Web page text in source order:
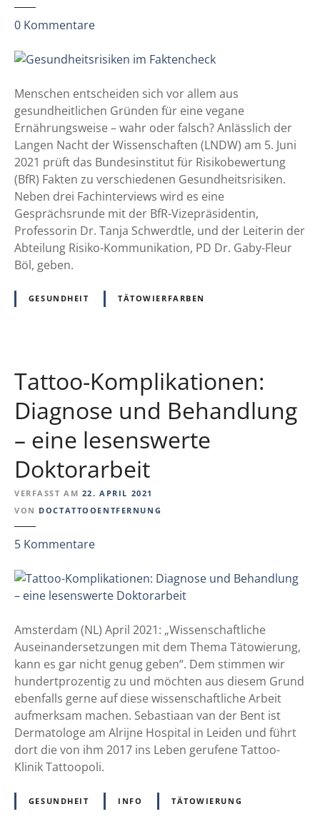
b
r
i
e
G
e
s
u
n
d
h
e
k
n
f
d
r
o
w
e
r
u
n
g
0 Kommentarez
G
s
u
n
d
h
e
i
t
s
r
m
a
k
t
e
n
c
k
Menschen entscheiden sich vor allem aus
gesundheitlichen Gründen für eine vegane
Ernährungsweise – wahr oder falsch? Anlässlich der
Langen Nacht der Wissenschaften (LNDW) am 5. Juni
2021 prüft das Bundesinstitut für Risikobewertung
(BfR) Fakten zu verschiedenen Gesundheitsrisiken.
Neben drei Fachinterviews wird es eine
Gesprächsrunde mit der BfR-Vizepräsidentin,
Professorin Dr. Tanja Schwerdtle, und der Leiterin der
Abteilung Risiko-Kommunikation, PD Dr. Gaby-Fleur
Böl, geben.
GESUNDHEIT TÄTOWIERFARBEN
Tattoo-Komplikationen:
Diagnose und Behandlung
– eine lesenswerte
Doktorarbeit
VERFASST AM 22. APRIL 2021
VON DOCTATTOOENTFERNUNG
5 Kommentarez
T
a
t
o
o
-
K
o
m
p
l
Amsterdam (NL) April 2021: „Wissenschaftliche
Auseinandersetzungen mit dem Thema Tätowierung,
kann es gar nicht genug geben“. Dem stimmen wir
hundertprozentig zu und möchten aus diesem Grund
ebenfalls gerne auf diese wissenschaftliche Arbeit
aufmerksam machen. Sebastiaan van der Bent ist
Dermatologe am Alrijne Hospital in Leiden und führt
dort die von ihm 2017 ins Leben gerufene Tattoo-
Klinik Tattoopoli.
GESUNDHEIT INFO TÄTOWIERUNG